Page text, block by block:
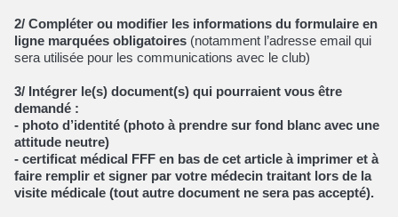
2/ Compléter ou modifier les informations du formulaire en
ligne marquées obligatoires (notamment l’adresse email qui
sera utilisée pour les communications avec le club)
3/ Intégrer le(s) document(s) qui pourraient vous être
demandé :
- photo d’identité (photo à prendre sur fond blanc avec une
attitude neutre)
- certificat médical FFF en bas de cet article à imprimer et à
faire remplir et signer par votre médecin traitant lors de la
visite médicale (tout autre document ne sera pas accepté).